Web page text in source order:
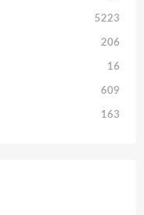
5223
206
16
609
163